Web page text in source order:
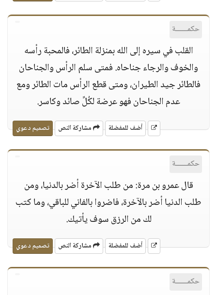
حكمــــــة
القلب في سيره إلى الله بمنزلة الطائر، فالمحبة رأسه
والخوف والرجاء جناحاه. فمتى سلم الرأس والجناحان
فالطائر جيد الطيران، ومتى قطع الرأس مات الطائر ومع
عدم الجناحان فهو عرضة لكُلِّ صائد وكاسر.
أضف للمفضلة مشاركة النص تصميم دعوي
حكمــــــة
قال عمرو بن مرة: من طلب الآخرة أضر بالدنيا، ومن
طلب الدنيا أضر بالآخرة، فاضروا بالفاني للباقي، وما كتب
لك من الرزق سوف يأتيك.
أضف للمفضلة مشاركة النص تصميم دعوي
حكمــــــة